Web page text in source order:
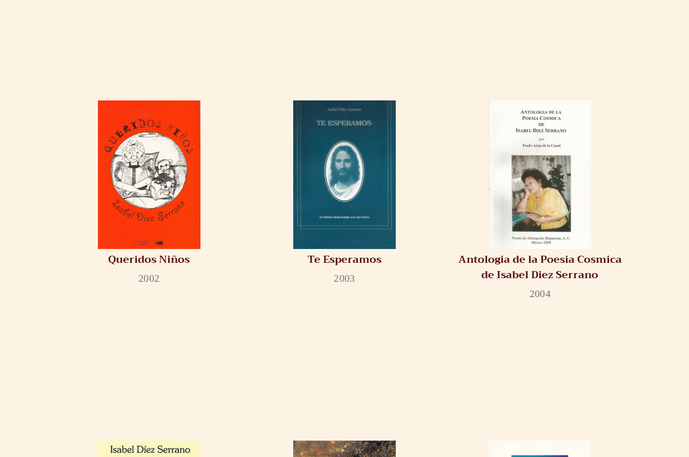
Queridos Niños
2002
Te Esperamos
2003
Antologia de la Poesia Cosmica
de Isabel Diez Serrano
2004